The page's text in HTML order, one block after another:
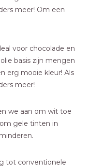
meer! Om een
voor chocolade en
basis zijn mengen
erg mooie kleur! Als
meer!
we aan om wit toe
gele tinten in
tot conventionele